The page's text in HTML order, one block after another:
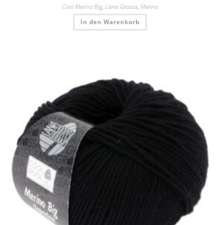
Cool Merino Big, Lana Grossa, Merino
In den Warenkorb